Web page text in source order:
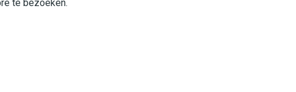
te bezoeken.